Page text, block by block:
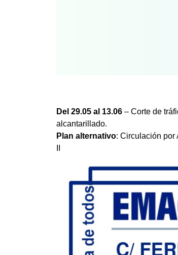
Del 29.05 al 13.06 – Corte de
alcantarillado.
Plan alternativo: Circulación por